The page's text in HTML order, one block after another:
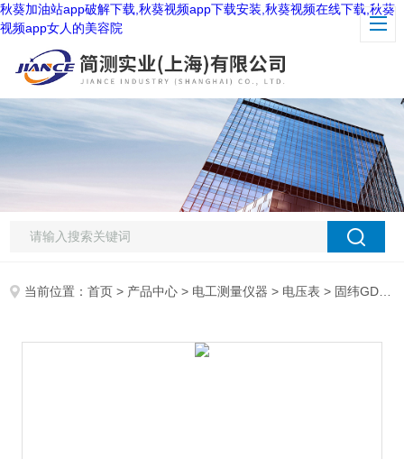
秋葵加油站app破解下载,秋葵视频app下载安装,秋葵视频在线下载,秋葵
视频app女人的美容院
当前位置：首页 > 产品中心 > 电工测量仪器 > 电压表 > 固纬GDM-8251A数字万用电表